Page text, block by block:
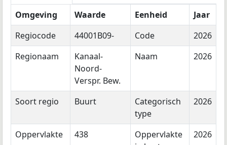
Omgeving
Waarde Eenheid
Jaar
Regiocode
44001B09- Code
2026
Regionaam
Kanaal-
Noord-
Verspr. Bew.
Naam 2026
Soort regio Buurt
Categorisch
type
2026
Oppervlakte 438
Oppervlakte
2026